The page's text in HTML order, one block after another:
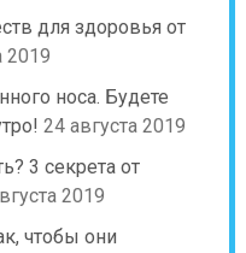
для здоровья от
2019
носа. Будете
24 августа 2019
3 секрета от
2019
чтобы они